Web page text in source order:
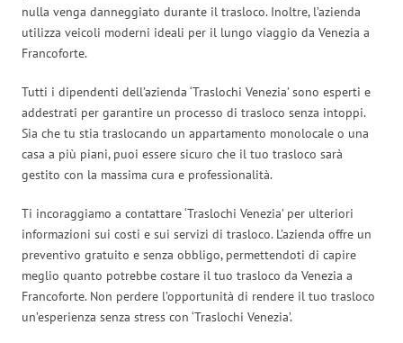
nulla venga danneggiato durante il trasloco. Inoltre, l’azienda
utilizza veicoli moderni ideali per il lungo viaggio da Venezia a
Francoforte.
Tutti i dipendenti dell’azienda ‘Traslochi Venezia’ sono esperti e
addestrati per garantire un processo di trasloco senza intoppi.
Sia che tu stia traslocando un appartamento monolocale o una
casa a più piani, puoi essere sicuro che il tuo trasloco sarà
gestito con la massima cura e professionalità.
Ti incoraggiamo a contattare ‘Traslochi Venezia’ per ulteriori
informazioni sui costi e sui servizi di trasloco. L’azienda offre un
preventivo gratuito e senza obbligo, permettendoti di capire
meglio quanto potrebbe costare il tuo trasloco da Venezia a
Francoforte. Non perdere l’opportunità di rendere il tuo trasloco
un’esperienza senza stress con ‘Traslochi Venezia’.